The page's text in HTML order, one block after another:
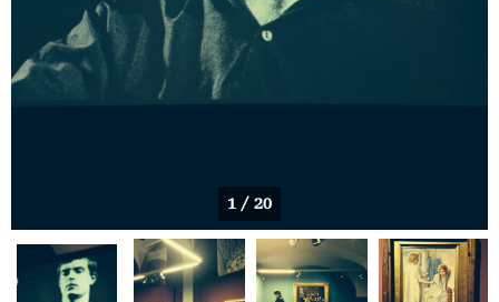
1 / 20